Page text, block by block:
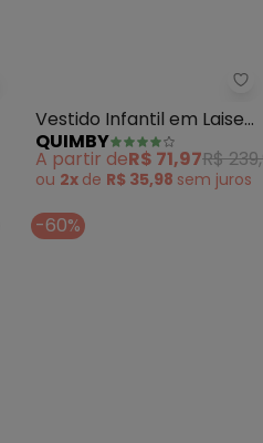
Vestido Infantil em Laise
Babado (Rosa)
QUIMBY
A partir deR$ 71,97R$
ou 2x de R$ 35,98 semjuros
-60%